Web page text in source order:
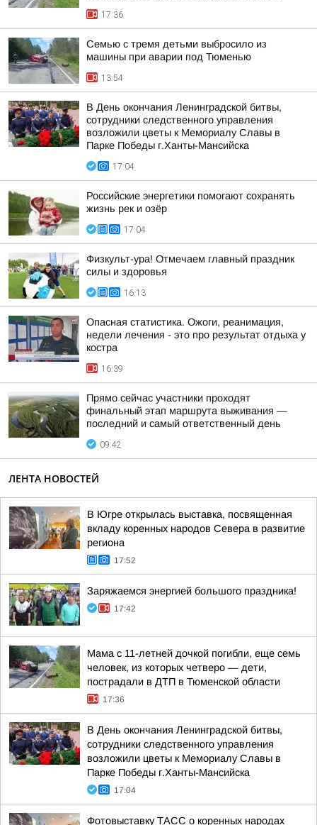
17:36
Семью с тремя детьми выбросило из
машины при аварии под Тюменью
13:54
В День окончания Ленинградской битвы,
сотрудники следственного управления
возложили цветы к Мемориалу Славы в
Парке Победы г.Ханты-Мансийска
17:04
Российские энергетики помогают сохранять
жизнь рек и озёр
17:04
Физкульт-ура! Отмечаем главный праздник
силы и здоровья
16:13
Опасная статистика. Ожоги, реанимация,
недели лечения - это про результат отдыха у
костра
16:39
Прямо сейчас участники проходят
финальный этап маршрута выживания —
последний и самый ответственный день
09:42
ЛЕНТА НОВОСТЕЙ
В Югре открылась выставка, посвященная
вкладу коренных народов Севера в развитие
региона
17:52
Заряжаемся энергией большого праздника!
17:42
Мама с 11-летней дочкой погибли, еще семь
человек, из которых четверо — дети,
пострадали в ДТП в Тюменской области
17:36
В День окончания Ленинградской битвы,
сотрудники следственного управления
возложили цветы к Мемориалу Славы в
Парке Победы г.Ханты-Мансийска
17:04
Фотовыставку ТАСС о коренных народах